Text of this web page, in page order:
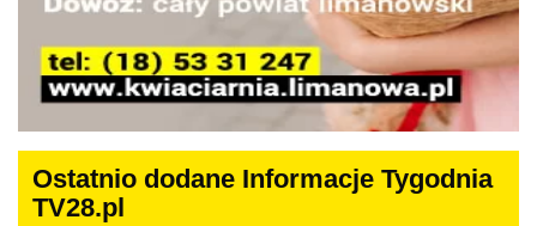
Ostatnio dodane Informacje Tygodnia
TV28.pl